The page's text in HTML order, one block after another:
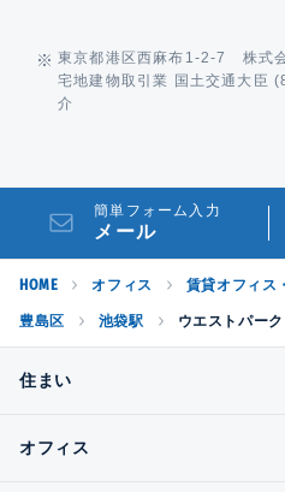
東京都港区西麻布1-2-7 株式
宅地建物取引業 国土交通大
介
簡単フォーム入力
メール
HOME オフィス 賃貸オフィス
豊島区 池袋駅 ウエストパー
住まい
オフィス